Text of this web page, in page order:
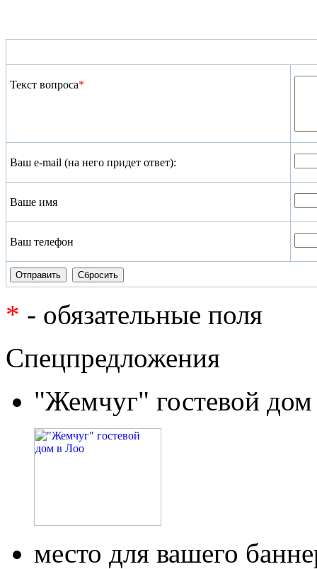
Текст вопроса*
Ваш e-mail (на него придет ответ):
Ваше имя
Ваш телефон
* - обязательные поля
Спецпредложения
"Жемчуг" гостевой
место для вашего